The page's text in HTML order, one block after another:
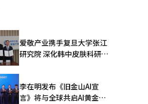
爱敬产业携手复旦大学张江
研究院 深化韩中皮肤科研合
李在明发布《旧金山AI宣
言》将与全球共启AI黄金时